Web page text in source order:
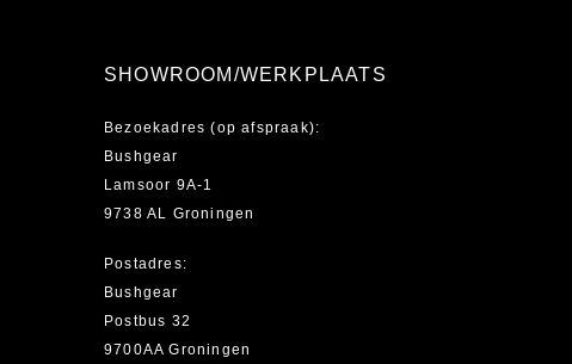
SHOWROOM/WERKPLAATS
Bezoekadres (op afspraak):
Bushgear
Lamsoor 9A-1
9738 AL Groningen
Postadres:
Bushgear
Postbus 32
9700AA Groningen